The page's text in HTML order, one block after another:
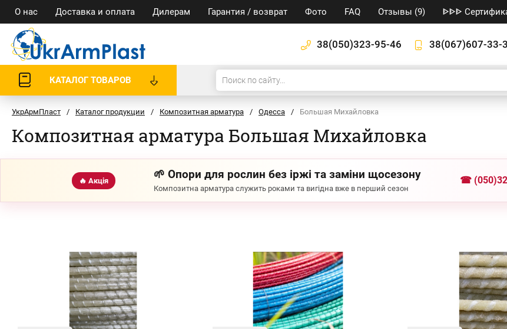
О нас Доставка и оплата Дилерам Гарантия / возврат Фото FAQ Отзывы (9) ᐈᐈᐈ
38(050)323-95-46 38(067)607-33-
КАТАЛОГ ТОВАРОВ
УкрАрмПласт / Каталог продукции / Композитная арматура / Одесса / Большая Михайловка
Композитная арматура Большая Михайловка
🔥 Акція 🌱 Опори для рослин без іржі та заміни щосезону
Композитна арматура служить роками та вигідна вже в перший сезон
☎